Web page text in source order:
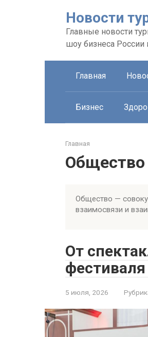
Новости
Главные новости
шоу бизнеса
Главная
Бизнес
Главная
Общество
Общество —
взаимосвязи и
От
5 июля, 2026